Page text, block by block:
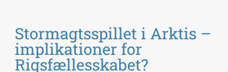
Stormagtsspillet i Arktis –
implikationer for
Rigsfællesskabet?